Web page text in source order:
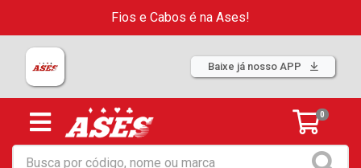
Fios e Cabos é na Ases!
Baixe já nosso APP
0